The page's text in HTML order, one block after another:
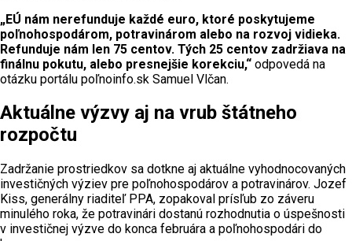
„EÚ nám nerefunduje každé euro, ktoré poskytujeme
poľnohospodárom, potravinárom alebo na rozvoj vidieka.
Refunduje nám len 75 centov. Tých 25 centov zadržiava na
finálnu pokutu, alebo presnejšie korekciu,“ odpovedá na
otázku portálu poľnoinfo.sk Samuel Vlčan.
Aktuálne výzvy aj na vrub štátneho
rozpočtu
Zadržanie prostriedkov sa dotkne aj aktuálne vyhodnocovaných
investičných výziev pre poľnohospodárov a potravinárov. Jozef
Kiss, generálny riaditeľ PPA, zopakoval prísľub zo záveru
minulého roka, že potravinári dostanú rozhodnutia o úspešnosti
v investičnej výzve do konca februára a poľnohospodári do